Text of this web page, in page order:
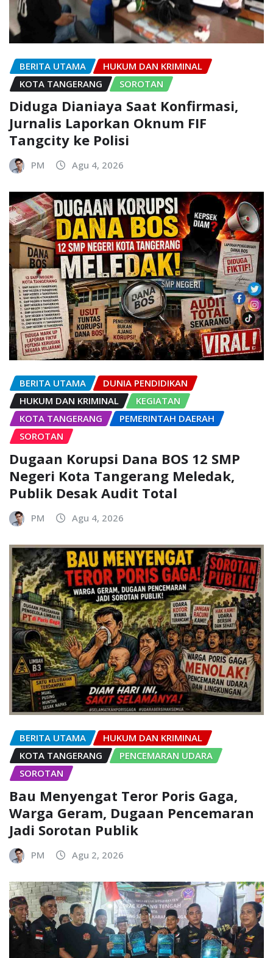
BERITA UTAMA
HUKUM DAN KRIMINAL
KOTA TANGERANG
SOROTAN
Diduga Dianiaya Saat Konfirmasi,
Jurnalis Laporkan Oknum FIF
Tangcity ke Polisi
PM Agu 4, 2026
BERITA UTAMA
DUNIA PENDIDIKAN
HUKUM DAN KRIMINAL
KEGIATAN
KOTA TANGERANG
PEMERINTAH DAERAH
SOROTAN
Dugaan Korupsi Dana BOS 12 SMP
Negeri Kota Tangerang Meledak,
Publik Desak Audit Total
PM Agu 4, 2026
BERITA UTAMA
HUKUM DAN KRIMINAL
KOTA TANGERANG
PENCEMARAN UDARA
SOROTAN
Bau Menyengat Teror Poris Gaga,
Warga Geram, Dugaan Pencemaran
Jadi Sorotan Publik
PM Agu 2, 2026